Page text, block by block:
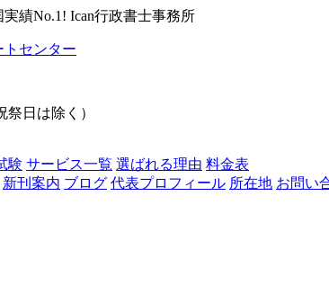
績No.1! Ican行政書士事務所
センター
祭日は除く）
験 サービス一覧 選ばれる理由 料金表
新刊案内 ブログ 代表プロフィール 所在地 お問い